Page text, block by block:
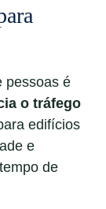
pessoas é
o tráfego
edifícios
e
de